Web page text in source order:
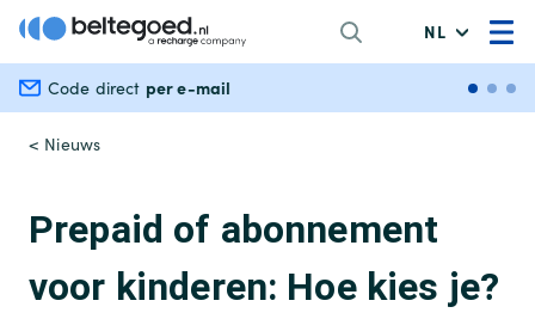
NL
Code direct per e-mail
< Nieuws
Prepaid of abonnement
voor kinderen: Hoe kies je?